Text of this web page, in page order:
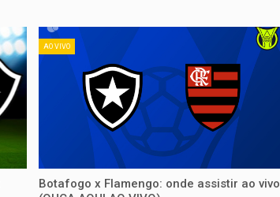
AO VIVO
Botafogo x Flamengo: onde assistir ao vivo